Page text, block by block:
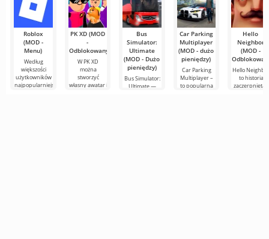
Roblox
(MOD -
Menu)
Według
większości
użytkowników
najpopularniejszą
PK XD (MOD
-
Odblokowany)
W PK XD
można
stworzyć
własny awatar i
Bus
Simulator:
Ultimate
(MOD - Dużo
pieniędzy)
Bus Simulator:
Ultimate —
Car Parking
Multiplayer
(MOD - dużo
pieniędzy)
Car Parking
Multiplayer –
to popularna
Hello
Neighbor
(MOD -
Hello
to historia
zaczerpnięta z